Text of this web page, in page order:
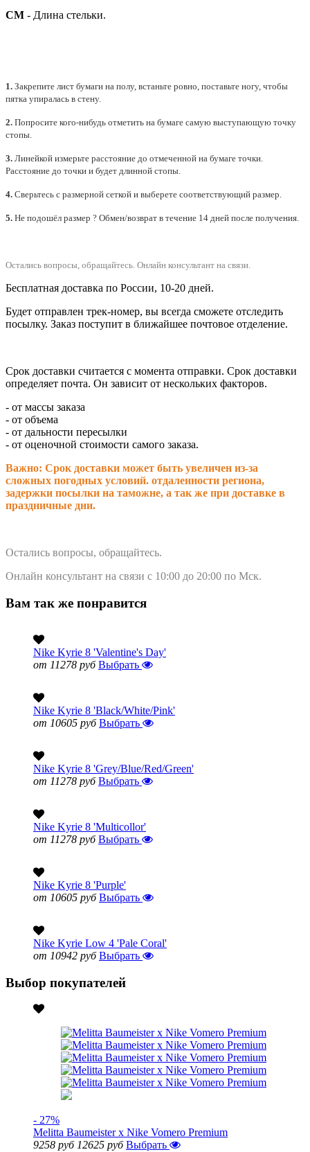
СМ - Длина стельки.
1. Закрепите лист бумаги на полу, встаньте ровно, поставьте ногу, чтобы
пятка упиралась в стену.
2. Попросите кого-нибудь отметить на бумаге самую выступающую точку
стопы.
3. Линейкой измерьте расстояние до отмеченной на бумаге точки.
Расстояние до точки и будет длинной стопы.
4. Сверьтесь с размерной сеткой и выберете соответствующий размер.
5. Не подошёл размер ? Обмен/возврат в течение 14 дней после получения.
Остались вопросы, обращайтесь. Онлайн консультант на связи.
Бесплатная доставка по России, 10-20 дней.
Будет отправлен трек-номер, вы всегда сможете отследить
посылку. Заказ поступит в ближайшее почтовое отделение.
Срок доставки считается с момента отправки. Срок доставки
определяет почта. Он зависит от нескольких факторов.
- от массы заказа
- от объема
- от дальности пересылки
- от оценочной стоимости самого заказа.
Важно: Срок доставки может быть увеличен из-за
сложных погодных условий. отдаленности региона,
задержки посылки на таможне, а так же при доставке в
праздничные дни.
Остались вопросы, обращайтесь.
Онлайн консультант на связи с 10:00 до 20:00 по Мск.
Вам так же понравится
Nike Kyrie 8 'Valentine's Day'
от 11278 руб Выбрать
Nike Kyrie 8 'Black/White/Pink'
от 10605 руб Выбрать
Nike Kyrie 8 'Grey/Blue/Red/Green'
от 11278 руб Выбрать
Nike Kyrie 8 'Multicollor'
от 11278 руб Выбрать
Nike Kyrie 8 'Purple'
от 10605 руб Выбрать
Nike Kyrie Low 4 'Pale Coral'
от 10942 руб Выбрать
Выбор покупателей
- 27%
Melitta Baumeister x Nike Vomero Premium
9258 руб 12625 руб Выбрать